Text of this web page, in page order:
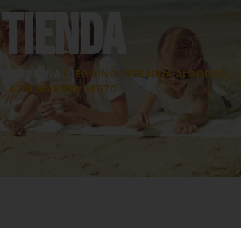
Tienda
/ LEGGING BEBÉ NIÑA ALGODÓN
AZUL MARINO 63570